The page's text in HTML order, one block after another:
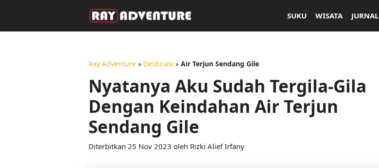
SUKU WISATA JURNAL
Ray Adventure » Destinasi » Air Terjun Sendang Gile
Nyatanya Aku Sudah Tergila-Gila
Dengan Keindahan Air Terjun
Sendang Gile
25 Nov 2023 oleh Rizki Alief Irfany